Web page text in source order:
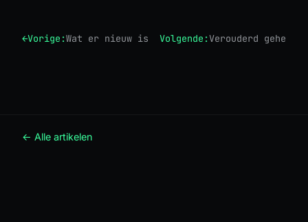
←Vorige:Wat er nieuw is in Claude Code: notities
Volgende:Verouderd
← Alle artikelen